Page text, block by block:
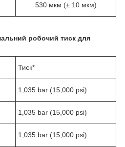
530 мкм (± 10 мкм)
робочий тиск для
Тиск*
1,035 bar (15,000 psi)
1,035 bar (15,000 psi)
1,035 bar (15,000 psi)